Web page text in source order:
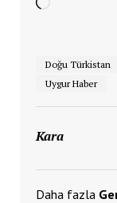
Yükleniyor...
Doğu Türkistan
Uygur Haber
Kara
Daha fazla